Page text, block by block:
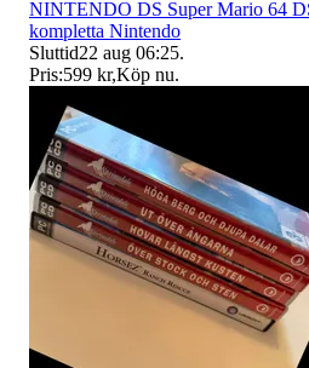
NINTENDO DS Super Mario 64
kompletta Nintendo
Sluttid22 aug 06:25.
Pris:599 kr,Köp nu.